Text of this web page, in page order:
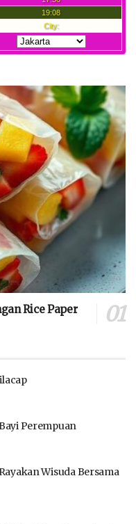
Rice Paper
Perempuan
Wisuda Bersama